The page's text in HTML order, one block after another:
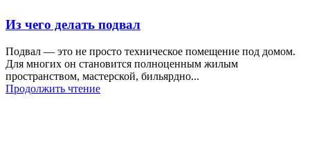
Из чего делать подвал
Подвал — это не просто техническое помещение под домом.
Для многих он становится полноценным жилым
пространством, мастерской, бильярдно...
Продолжить чтение